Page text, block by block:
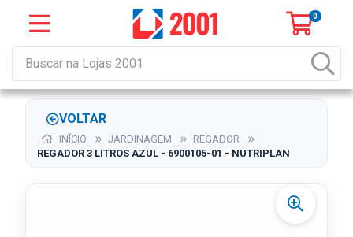
0
VOLTAR
INÍCIO JARDINAGEM
REGADOR
REGADOR 3 LITROS AZUL - 6900105-01 - NUTRIPLAN